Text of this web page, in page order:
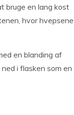
bruge en lang kost
hvor hvepsene
en blanding af
i flasken som en